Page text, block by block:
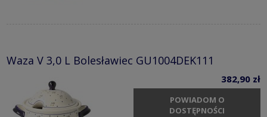
Waza V 3,0 L Bolesławiec GU1004DEK111
382,90 zł
POWIADOM O
DOSTĘPNOŚCI